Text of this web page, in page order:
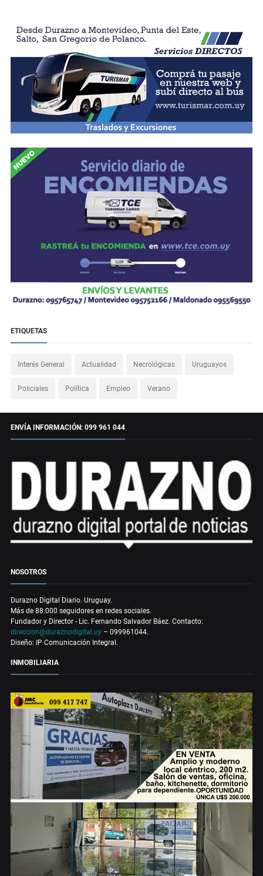
ETIQUETAS
Interés General Actualidad Necrológicas Uruguayos
Policiales Política Empleo Verano
ENVÍA INFORMACIÓN: 099 961 044
NOSOTROS
Durazno Digital Diario. Uruguay.
Más de 88.000 seguidores en redes sociales.
Fundador y Director - Lic. Fernando Salvador Báez. Contacto:
direccion@duraznodigital.uy – 099961044.
Diseño: IP Comunicación Integral.
INMOBILIARIA